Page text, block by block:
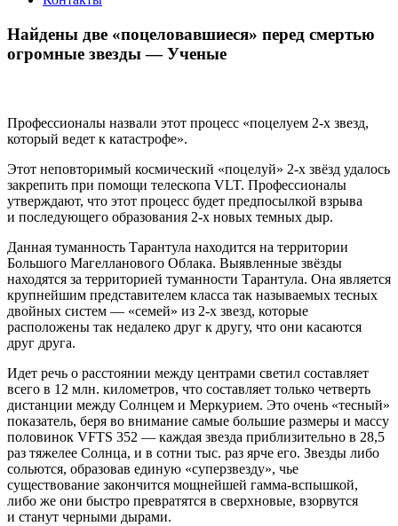
Найдены две «поцеловавшиеся» перед смертью
огромные звезды — Ученые
Профессионалы назвали этот процесс «поцелуем 2-х звезд,
который ведет к катастрофе».
Этот неповторимый космический «поцелуй» 2-х звёзд удалось
закрепить при помощи телескопа VLT. Профессионалы
утверждают, что этот процесс будет предпосылкой взрыва
и последующего образования 2-х новых темных дыр.
Данная туманность Тарантула находится на территории
Большого Магелланового Облака. Выявленные звёзды
находятся за территорией туманности Тарантула. Она является
крупнейшим представителем класса так называемых тесных
двойных систем — «семей» из 2-х звезд, которые
расположены так недалеко друг к другу, что они касаются
друг друга.
Идет речь о расстоянии между центрами светил составляет
всего в 12 млн. километров, что составляет только четверть
дистанции между Солнцем и Меркурием. Это очень «тесный»
показатель, беря во внимание самые большие размеры и массу
половинок VFTS 352 — каждая звезда приблизительно в 28,5
раз тяжелее Солнца, и в сотни тыс. раз ярче его. Звезды либо
сольются, образовав единую «суперзвезду», чье
существование закончится мощнейшей гамма-вспышкой,
либо же они быстро превратятся в сверхновые, взорвутся
и станут черными дырами.